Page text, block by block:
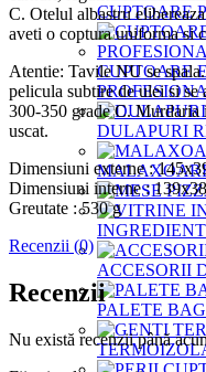
CUPTOARE
CUPTOARE
DULAPURI
ACCESORII
PALETE
C. Otelul albastru
aveti o coptura uniforma si
Atentie: Tavile NU se
pelicula subtire de ulei si
300-350 grade C. Murdaria
uscat.
Dimensiuni externe :
Dimensiuni interne :
Greutate : 530 g
Recenzii (0)
Recenzii
Nu există recenzii până